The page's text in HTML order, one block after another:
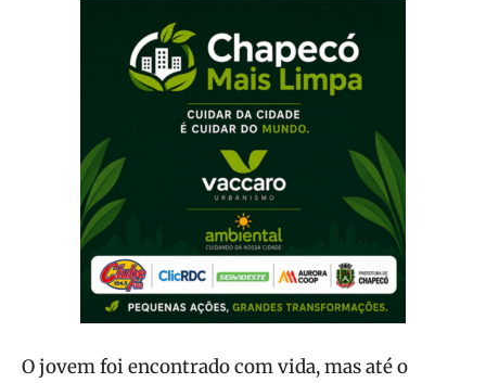
O jovem foi encontrado com vida, mas até o